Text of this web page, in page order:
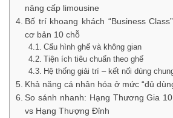
nâng cấp limousine
Bố trí khoang khách “Business
cơ bản 10 chỗ
Cấu hình ghế và không gian
Tiện ích tiêu chuẩn theo ghế
Hệ thống giải trí – kết nối dùng
Khả năng cá nhân hóa ở mức “đủ
So sánh nhanh: Hạng Thương Gia
vs Hạng Thượng Đỉnh